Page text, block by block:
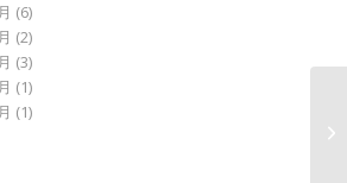
(6)
(2)
(3)
(1)
(1)